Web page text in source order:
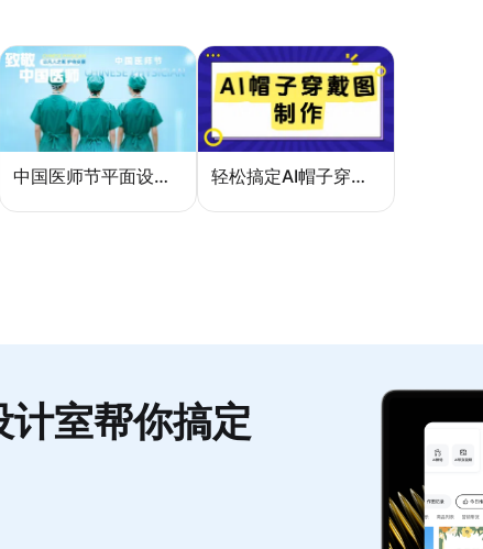
中国医师节平面设计：一张海报如何讲好白衣故事 轻松搞定AI帽子穿戴图，美图设计室电商主图教程
室帮你搞定